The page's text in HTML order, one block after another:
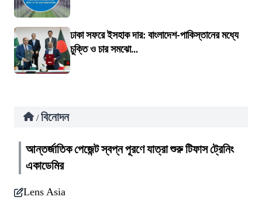
ঢাকা সফরে ইসহাক দার: বাংলাদেশ-পাকিস্তানের মধ্যে
চুক্তি ও চার সমঝো...
/ বিনোদন
আন্তর্জাতিক পেজেন্ট স্বপ্ন পূরণে যাত্রা শুরু টিফাস ট্রেনিং
একাডেমির
Lens Asia